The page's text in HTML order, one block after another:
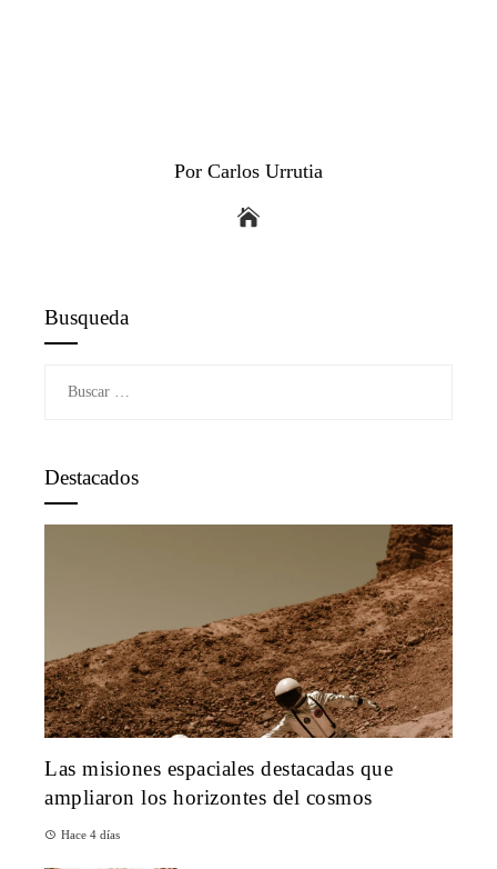
Por Carlos Urrutia
Busqueda
Destacados
Las misiones espaciales destacadas que
ampliaron los horizontes del cosmos
Hace 4 días